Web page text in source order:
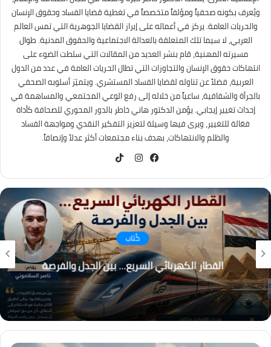
ويُعرف بكونه صحفياً ومؤلفاً متخصصاً في تغطية قضايا الفساد وحقوق الإنسان
والحريات العامة. يركز في أعماله على إبراز القضايا الجوهرية التي تمس العالم
العربي، لا سيما تلك المتعلقة بالعدالة الاجتماعية والحقوق المدنية. طوال
مسيرته المهنية، قام بنشر العديد من المقالات التي سلطت الضوء على
انتهاكات حقوق الإنسان والتجاوزات التي تطال الحريات العامة في عدد من الدول
العربية، فضلاً عن تناوله لقضايا الفساد المستشري. ويتميّز أسلوبه الصحفي
بالجرأة والشفافية، ساعياً من خلاله إلى رفع الوعي المجتمعي والمساهمة في
إحداث تغيير إيجابي. يؤمن الدكتور هاني خاطر بالدور المحوري للصحافة كأداة
فعّالة للتغيير، ويرى فيها وسيلة لتعزيز التفكير النقدي ومواجهة الفساد
والظلم والانتهاكات، بهدف بناء مجتمعات أكثر عدلاً وإنصافاً.
كُتاب
القطار الكهربائي السريع… بين الجدل والفرصة